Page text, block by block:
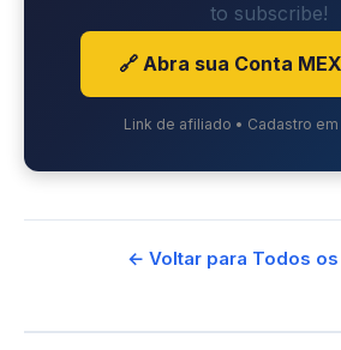
to subscribe!
🔗 Abra sua Conta
Link de afiliado • Cadastro
← Voltar para Todos